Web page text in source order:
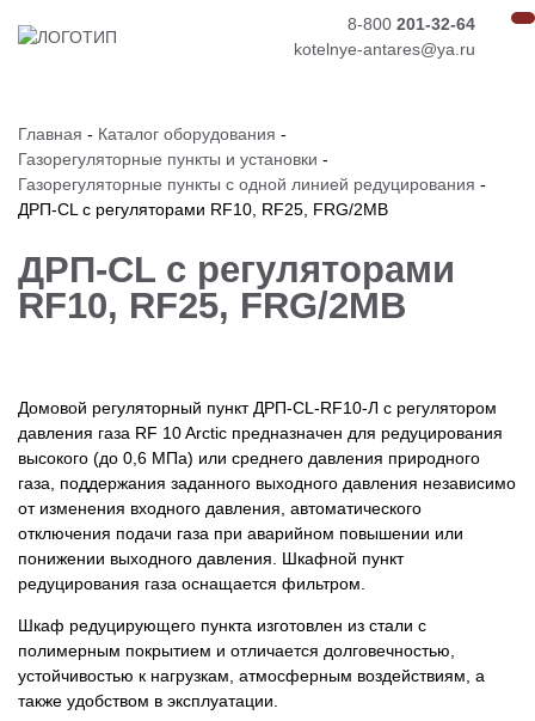
8-800 201-32-64
kotelnye-antares@ya.ru
Главная - Каталог оборудования -
Газорегуляторные пункты и установки -
Газорегуляторные пункты с одной линией редуцирования -
ДРП-CL с регуляторами RF10, RF25, FRG/2MB
ДРП-CL с регуляторами
RF10, RF25, FRG/2MB
Домовой регуляторный пункт ДРП-СL-RF10-Л с регулятором
давления газа RF 10 Arctic предназначен для редуцирования
высокого (до 0,6 МПа) или среднего давления природного
газа, поддержания заданного выходного давления независимо
от изменения входного давления, автоматического
отключения подачи газа при аварийном повышении или
понижении выходного давления. Шкафной пункт
редуцирования газа оснащается фильтром.
Шкаф редуцирующего пункта изготовлен из стали с
полимерным покрытием и отличается долговечностью,
устойчивостью к нагрузкам, атмосферным воздействиям, а
также удобством в эксплуатации.